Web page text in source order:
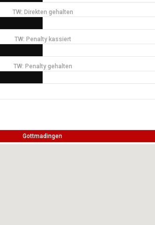
TW: Direkten gehalten
TW: Penalty kassiert
TW: Penalty gehalten
Gottmadingen